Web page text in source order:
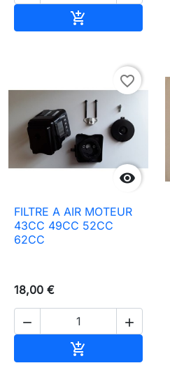


favorite_border
FILTRE A AIR MOTEUR
43CC 49CC 52CC
62CC
18,00 €
 
